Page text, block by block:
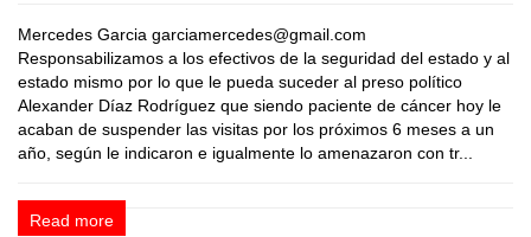
Mercedes Garcia garciamercedes@gmail.com
Responsabilizamos a los efectivos de la seguridad del estado y al
estado mismo por lo que le pueda suceder al preso político
Alexander Díaz Rodríguez que siendo paciente de cáncer hoy le
acaban de suspender las visitas por los próximos 6 meses a un
año, según le indicaron e igualmente lo amenazaron con tr...
Read more